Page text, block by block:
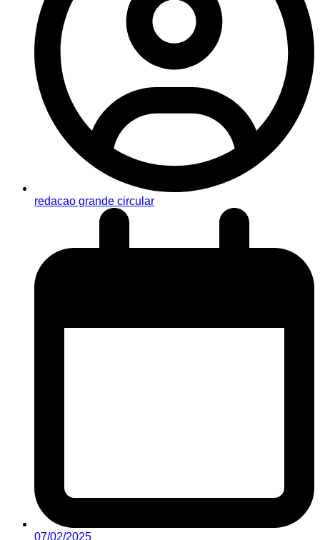
redacao grande circular
07/02/2025